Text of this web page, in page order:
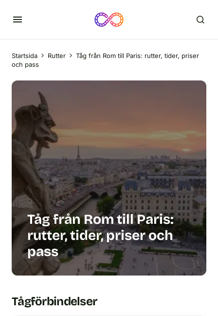
Startsida Rutter
Tåg från Rom till Paris: rutter, tider, priser
och pass
Tåg från Rom till Paris:
rutter, tider, priser och
pass
Tågförbindelser